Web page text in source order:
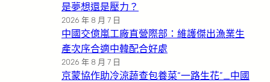
是夢想還是壓力？
2026 年 8 月 7 日
中國交億嵐工廠直營際部：維護傑出漁業生
產次序合適中韓配合好處
2026 年 8 月 7 日
京蒙協作助冷涼蔬查包養菜“一路生花”_中國